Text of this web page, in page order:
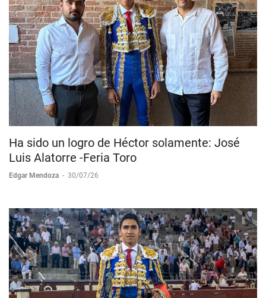
Ha sido un logro de Héctor solamente: José
Luis Alatorre -Feria Toro
Edgar Mendoza - 30/07/26